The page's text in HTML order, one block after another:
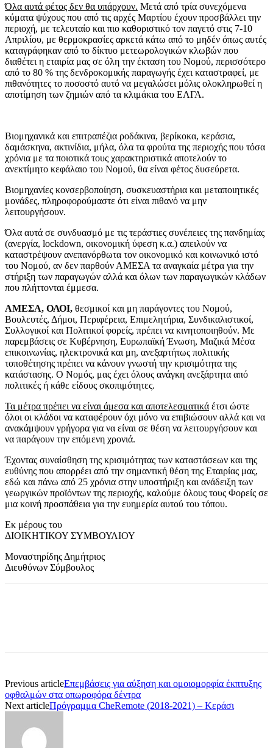
Όλα αυτά φέτος δεν θα υπάρχουν. Μετά από τρία συνεχόμενα
κύματα ψύχους που από τις αρχές Μαρτίου έχουν προσβάλλει την
περιοχή, με τελευταίο και πιο καθοριστικό τον παγετό στις 7-10
Απριλίου, με θερμοκρασίες αρκετά κάτω από το μηδέν όπως αυτές
καταγράφηκαν από το δίκτυο μετεωρολογικών κλωβών που
διαθέτει η εταιρία μας σε όλη την έκταση του Νομού, περισσότερο
από το 80 % της δενδροκομικής παραγωγής έχει καταστραφεί, με
πιθανότητες το ποσοστό αυτό να μεγαλώσει μόλις ολοκληρωθεί η
αποτίμηση των ζημιών από τα κλιμάκια του ΕΛΓΑ.
Βιομηχανικά και επιτραπέζια ροδάκινα, βερίκοκα, κεράσια,
δαμάσκηνα, ακτινίδια, μήλα, όλα τα φρούτα της περιοχής που τόσα
χρόνια με τα ποιοτικά τους χαρακτηριστικά αποτελούν το
ανεκτίμητο κεφάλαιο του Νομού, θα είναι φέτος δυσεύρετα.
Βιομηχανίες κονσερβοποίηση, συσκευαστήρια και μεταποιητικές
μονάδες, πληροφορούμαστε ότι είναι πιθανό να μην
λειτουργήσουν.
Όλα αυτά σε συνδυασμό με τις τεράστιες συνέπειες της πανδημίας
(ανεργία, lockdown, οικονομική ύφεση κ.α.) απειλούν να
καταστρέψουν ανεπανόρθωτα τον οικονομικό και κοινωνικό ιστό
του Νομού, αν δεν παρθούν ΑΜΕΣΑ τα αναγκαία μέτρα για την
στήριξη των παραγωγών αλλά και όλων των παραγωγικών κλάδων
που πλήττονται έμμεσα.
ΑΜΕΣΑ, ΟΛΟΙ, θεσμικοί και μη παράγοντες του Νομού,
Βουλευτές, Δήμοι, Περιφέρεια, Επιμελητήρια, Συνδικαλιστικοί,
Συλλογικοί και Πολιτικοί φορείς, πρέπει να κινητοποιηθούν. Με
παρεμβάσεις σε Κυβέρνηση, Ευρωπαϊκή Ένωση, Μαζικά Μέσα
επικοινωνίας, ηλεκτρονικά και μη, ανεξαρτήτως πολιτικής
τοποθέτησης πρέπει να κάνουν γνωστή την κρισιμότητα της
κατάστασης. Ο Νομός, μας έχει όλους ανάγκη ανεξάρτητα από
πολιτικές ή κάθε είδους σκοπιμότητες.
Τα μέτρα πρέπει να είναι άμεσα και αποτελεσματικά έτσι ώστε
όλοι οι κλάδοι να καταφέρουν όχι μόνο να επιβιώσουν αλλά και να
ανακάμψουν γρήγορα για να είναι σε θέση να λειτουργήσουν και
να παράγουν την επόμενη χρονιά.
Έχοντας συναίσθηση της κρισιμότητας των καταστάσεων και της
ευθύνης που απορρέει από την σημαντική θέση της Εταιρίας μας,
εδώ και πάνω από 25 χρόνια στην υποστήριξη και ανάδειξη των
γεωργικών προϊόντων της περιοχής, καλούμε όλους τους Φορείς σε
μια κοινή προσπάθεια για την ευημερία αυτού του τόπου.
Εκ μέρους του
ΔΙΟΙΚΗΤΙΚΟΥ ΣΥΜΒΟΥΛΙΟΥ
Μοναστηρίδης Δημήτριος
Διευθύνων Σύμβουλος
Previous articleΕπεμβάσεις για αύξηση και ομοιομορφία έκπτυξης
οφθαλμών στα οπωροφόρα δέντρα
Next articleΠρόγραμμα CheRemote (2018-2021) – Κεράσι